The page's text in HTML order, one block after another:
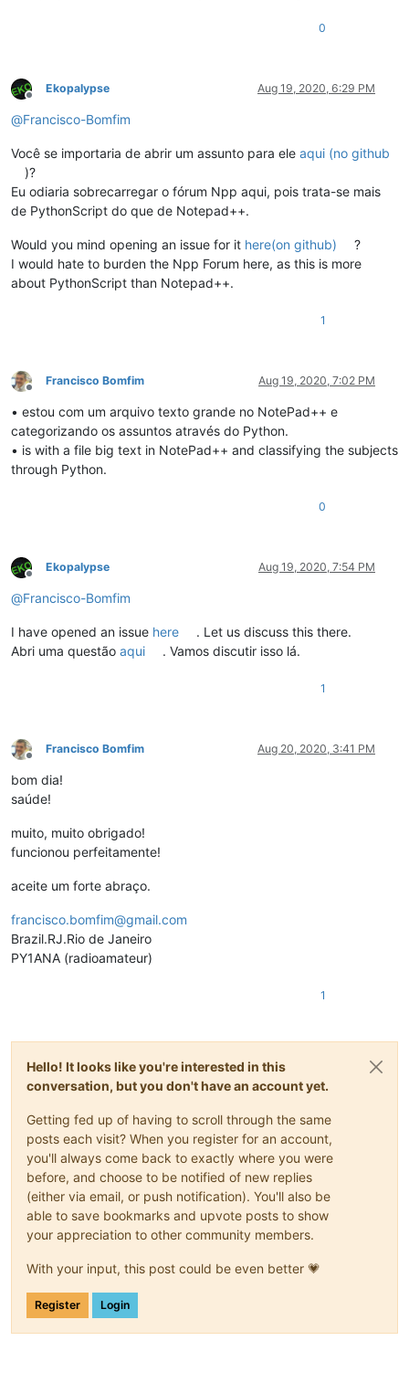
0
Offline
Ekopalypse Aug 19, 2020, 6:29 PM
@Francisco-Bomfim
Você se importaria de abrir um assunto para ele aqui (no github
)?
Eu odiaria sobrecarregar o fórum Npp aqui, pois trata-se mais
de PythonScript do que de Notepad++.
Would you mind opening an issue for it here(on github)
?
I would hate to burden the Npp Forum here, as this is more
about PythonScript than Notepad++.
1
Offline
Francisco Bomfim Aug 19, 2020, 7:02 PM
• estou com um arquivo texto grande no NotePad++ e
categorizando os assuntos através do Python.
• is with a file big text in NotePad++ and classifying the subjects
through Python.
0
Offline
Ekopalypse Aug 19, 2020, 7:54 PM
@Francisco-Bomfim
I have opened an issue here
. Let us discuss this there.
Abri uma questão aqui . Vamos discutir isso lá.
1
Offline
Francisco Bomfim Aug 20, 2020, 3:41 PM
bom dia!
saúde!
muito, muito obrigado!
funcionou perfeitamente!
aceite um forte abraço.
francisco.bomfim@gmail.com
Brazil.RJ.Rio de Janeiro
PY1ANA (radioamateur)
1
Hello! It looks like you're interested in this
conversation, but you don't have an account yet.
Getting fed up of having to scroll through the same
posts each visit? When you register for an account,
you'll always come back to exactly where you were
before, and choose to be notified of new replies
(either via email, or push notification). You'll also be
able to save bookmarks and upvote posts to show
your appreciation to other community members.
With your input, this post could be even better 💗
Register Login